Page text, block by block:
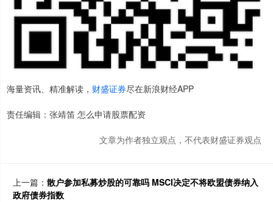
海量资讯、精准解读， 财盛证券尽在新浪财经APP
责任编辑：张靖笛 怎么申请股票配资
文章为作者独立观点，不代表财盛证券观点
上一篇： 散户参加私募炒股的可靠吗 MSCI决定不将欧盟债券纳入
政府债券指数